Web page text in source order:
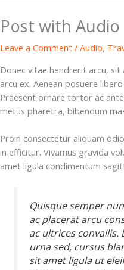
Post with Audio
Leave a Comment / Audio,
Donec vitae hendrerit arcu, sit
arcu ex. Aenean posuere
Praesent ornare tortor ac
metus pharetra, bibendum
Proin consectetur aliquam
in efficitur. Vivamus gravida
amet ligula condimentum
Quisque semper
ac placerat arcu
ac ultrices convallis.
urna sed, cursus
sit amet ligula ut